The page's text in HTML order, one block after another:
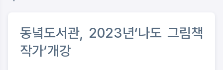
동녘도서관, 2023년‘나도 그림책
작가’개강